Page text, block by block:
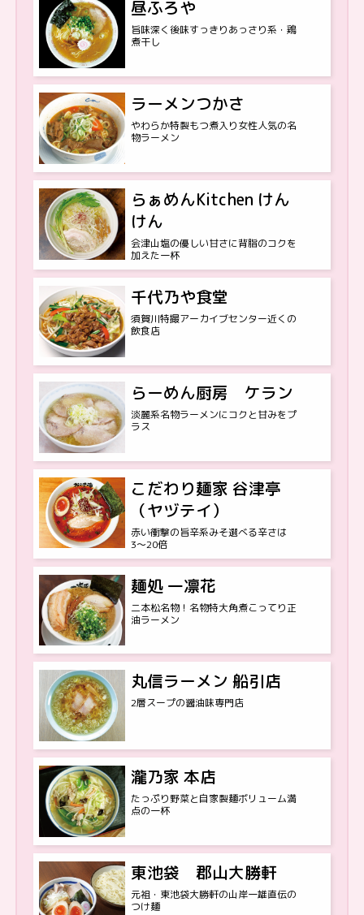
昼ふろや
旨味深く後味すっきりあっさり系・鶏
煮干し
ラーメンつかさ
やわらか特製もつ煮入り女性人気の名
物ラーメン
らぁめんKitchen けん
けん
会津山塩の優しい甘さに背脂のコクを
加えた一杯
千代乃や食堂
須賀川特撮アーカイブセンター近くの
飲食店
らーめん厨房 ケラン
淡麗系名物ラーメンにコクと甘みをプ
ラス
こだわり麺家 谷津亭
（ヤヅテイ）
赤い衝撃の旨辛系みそ選べる辛さは
3〜20倍
麺処 一凛花
二本松名物！名物特大角煮こってり正
油ラーメン
丸信ラーメン 船引店
2層スープの醤油味専門店
瀧乃家 本店
たっぷり野菜と自家製麺ボリューム満
点の一杯
東池袋 郡山大勝軒
元祖・東池袋大勝軒の山岸一雄直伝の
つけ麺